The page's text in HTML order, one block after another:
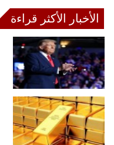
الأخبار الأكثر قراءة